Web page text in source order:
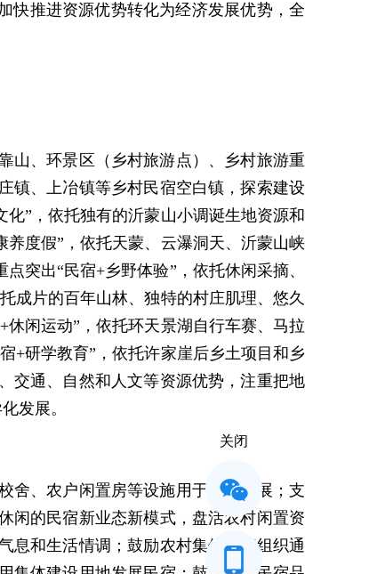
快推进资源优势转化为经济发展优势，全
山、环景区（乡村旅游点）、乡村旅游重
镇、上冶镇等乡村民宿空白镇，探索建设
”，依托独有的沂蒙山小调诞生地资源和
度假”，依托天蒙、云瀑洞天、沂蒙山峡
突出“民宿+乡野体验”，依托休闲采摘、
成片的百年山林、独特的村庄肌理、悠久
闲运动”，依托环天景湖自行车赛、马拉
+研学教育”，依托许家崖后乡土项目和乡
交通、自然和人文等资源优势，注重把地
发展。
舍、农户闲置房等设施用于民宿发展；支
闲的民宿新业态新模式，盘活农村闲置资
息和生活情调；鼓励农村集体经济组织通
关闭